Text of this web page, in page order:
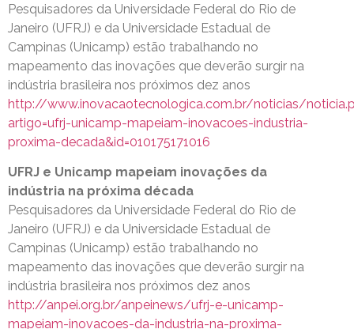
Pesquisadores da Universidade Federal do Rio de
Janeiro (UFRJ) e da Universidade Estadual de
Campinas (Unicamp) estão trabalhando no
mapeamento das inovações que deverão surgir na
indústria brasileira nos próximos dez anos
http://www.inovacaotecnologica.com.br/noticias/
artigo=ufrj-unicamp-mapeiam-inovacoes-industria-
proxima-decada&id=010175171016
UFRJ e Unicamp mapeiam inovações da
indústria na próxima década
Pesquisadores da Universidade Federal do Rio de
Janeiro (UFRJ) e da Universidade Estadual de
Campinas (Unicamp) estão trabalhando no
mapeamento das inovações que deverão surgir na
indústria brasileira nos próximos dez anos
http://anpei.org.br/anpeinews/ufrj-e-unicamp-
mapeiam-inovacoes-da-industria-na-proxima-